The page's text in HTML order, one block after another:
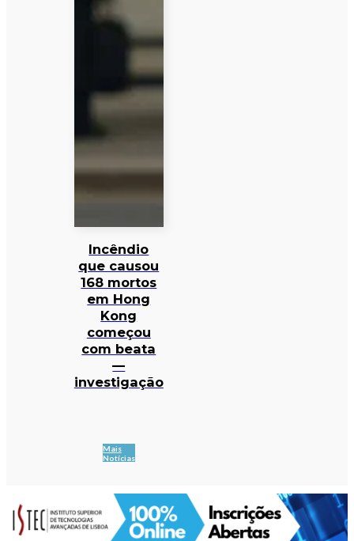
Incêndio
que causou
168 mortos
em Hong
Kong
começou
com beata
—
investigação
Mais
Notícias